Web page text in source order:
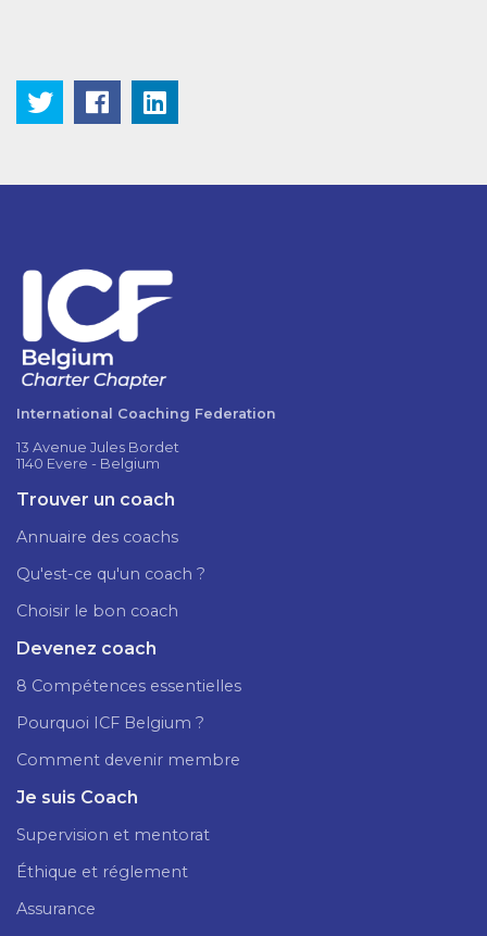
International Coaching Federation
13 Avenue Jules Bordet
1140 Evere - Belgium
Trouver un coach
Annuaire des coachs
Qu'est-ce qu'un coach ?
Choisir le bon coach
Devenez coach
8 Compétences essentielles
Pourquoi ICF Belgium ?
Comment devenir membre
Je suis Coach
Supervision et mentorat
Éthique et réglement
Assurance